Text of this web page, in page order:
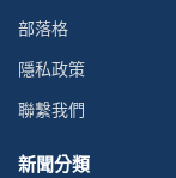
部落格
隱私政策
聯繫我們
新聞分類